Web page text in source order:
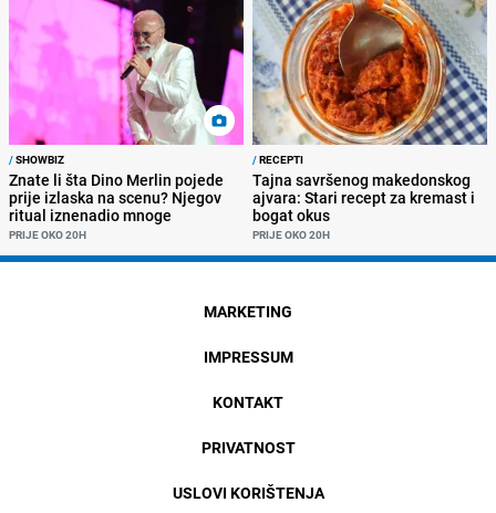
/SHOWBIZ
Znate li šta Dino Merlin pojede
prije izlaska na scenu? Njegov
ritual iznenadio mnoge
PRIJE OKO 20H
/RECEPTI
Tajna savršenog makedonskog
ajvara: Stari recept za kremast i
bogat okus
PRIJE OKO 20H
MARKETING
IMPRESSUM
KONTAKT
PRIVATNOST
USLOVI KORIŠTENJA